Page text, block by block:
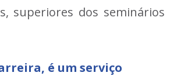
superiores dos
é um serviço